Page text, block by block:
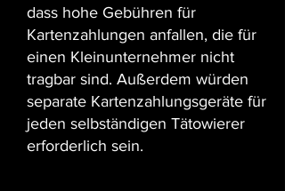
dass hohe Gebühren für
Kartenzahlungen anfallen, die für
einen Kleinunternehmer nicht
tragbar sind. Außerdem würden
separate Kartenzahlungsgeräte für
jeden selbständigen Tätowierer
erforderlich sein.